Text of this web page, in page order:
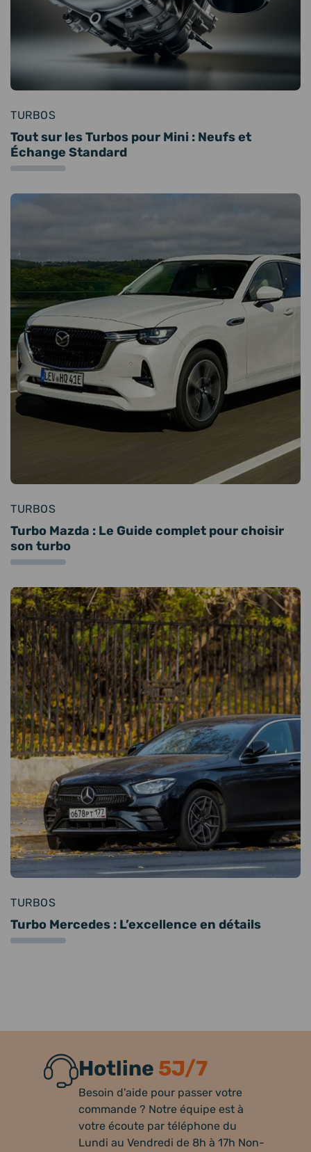
TURBOS
Tout sur les Turbos pour Mini : Neufs et
Échange Standard
TURBOS
Turbo Mazda : Le Guide complet pour choisir
son turbo
TURBOS
Turbo Mercedes : L’excellence en détails
Hotline 5J/7
Besoin d'aide pour passer votre
commande ? Notre équipe est à
votre écoute par téléphone du
Lundi au Vendredi de 8h à 17h Non-